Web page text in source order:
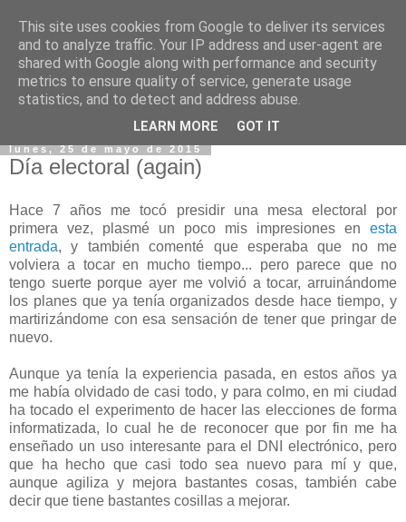
lunes, 25 de mayo de 2015
Día electoral (again)
Hace 7 años me tocó presidir una mesa electoral por
primera vez, plasmé un poco mis impresiones en esta
entrada, y también comenté que esperaba que no me
volviera a tocar en mucho tiempo... pero parece que no
tengo suerte porque ayer me volvió a tocar, arruinándome
los planes que ya tenía organizados desde hace tiempo, y
martirizándome con esa sensación de tener que pringar de
nuevo.
Aunque ya tenía la experiencia pasada, en estos años ya
me había olvidado de casi todo, y para colmo, en mi ciudad
ha tocado el experimento de hacer las elecciones de forma
informatizada, lo cual he de reconocer que por fin me ha
enseñado un uso interesante para el DNI electrónico, pero
que ha hecho que casi todo sea nuevo para mí y que,
aunque agiliza y mejora bastantes cosas, también cabe
decir que tiene bastantes cosillas a mejorar.
This site uses cookies from Google to deliver its services
and to analyze traffic. Your IP address and user-agent are
shared with Google along with performance and security
metrics to ensure quality of service, generate usage
statistics, and to detect and address abuse.
LEARN MORE GOT IT